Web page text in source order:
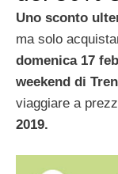
Uno sconto
ma solo
domenica 17
weekend di
viaggiare a
2019.